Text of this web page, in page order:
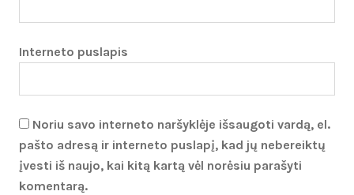
Interneto puslapis
Noriu savo interneto naršyklėje išsaugoti vardą, el.
pašto adresą ir interneto puslapį, kad jų nebereiktų
įvesti iš naujo, kai kitą kartą vėl norėsiu parašyti
komentarą.